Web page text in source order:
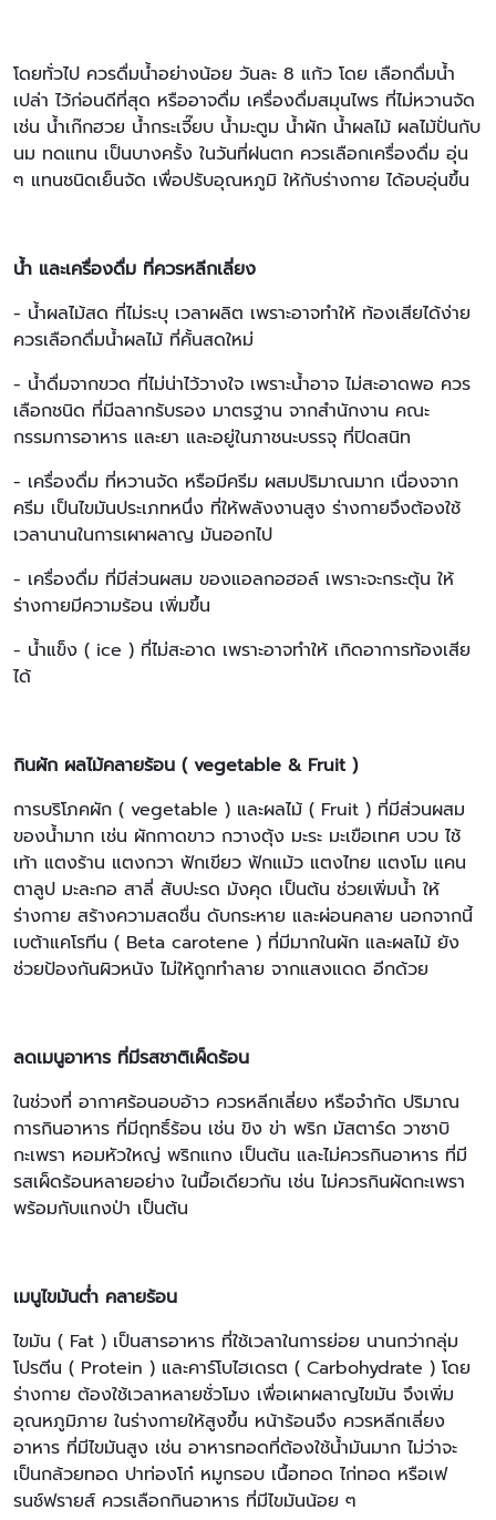
โดยทั่วไป ควรดื่มน้ำอย่างน้อย วันละ 8 แก้ว โดย เลือกดื่มน้ำ
เปล่า ไว้ก่อนดีที่สุด หรืออาจดื่ม เครื่องดื่มสมุนไพร ที่ไม่หวานจัด
เช่น น้ำเก๊กฮวย น้ำกระเจี๊ยบ น้ำมะตูม น้ำผัก น้ำผลไม้ ผลไม้ปั่นกับ
นม ทดแทน เป็นบางครั้ง ในวันที่ฝนตก ควรเลือกเครื่องดื่ม อุ่น
ๆ แทนชนิดเย็นจัด เพื่อปรับอุณหภูมิ ให้กับร่างกาย ได้อบอุ่นขึ้น
น้ำ และเครื่องดื่ม ที่ควรหลีกเลี่ยง
- น้ำผลไม้สด ที่ไม่ระบุ เวลาผลิต เพราะอาจทำให้ ท้องเสียได้ง่าย
ควรเลือกดื่มน้ำผลไม้ ที่คั้นสดใหม่
- น้ำดื่มจากขวด ที่ไม่น่าไว้วางใจ เพราะน้ำอาจ ไม่สะอาดพอ ควร
เลือกชนิด ที่มีฉลากรับรอง มาตรฐาน จากสำนักงาน คณะ
กรรมการอาหาร และยา และอยู่ในภาชนะบรรจุ ที่ปิดสนิท
- เครื่องดื่ม ที่หวานจัด หรือมีครีม ผสมปริมาณมาก เนื่องจาก
ครีม เป็นไขมันประเภทหนึ่ง ที่ให้พลังงานสูง ร่างกายจึงต้องใช้
เวลานานในการเผาผลาญ มันออกไป
- เครื่องดื่ม ที่มีส่วนผสม ของแอลกอฮอล์ เพราะจะกระตุ้น ให้
ร่างกายมีความร้อน เพิ่มขึ้น
- น้ำแข็ง ( ice ) ที่ไม่สะอาด เพราะอาจทำให้ เกิดอาการท้องเสีย
ได้
กินผัก ผลไม้คลายร้อน ( vegetable & Fruit )
การบริโภคผัก ( vegetable ) และผลไม้ ( Fruit ) ที่มีส่วนผสม
ของน้ำมาก เช่น ผักกาดขาว กวางตุ้ง มะระ มะเขือเทศ บวบ ไช้
เท้า แตงร้าน แตงกวา ฟักเขียว ฟักแม้ว แตงไทย แตงโม แคน
ตาลูป มะละกอ สาลี่ สับปะรด มังคุด เป็นต้น ช่วยเพิ่มน้ำ ให้
ร่างกาย สร้างความสดชื่น ดับกระหาย และผ่อนคลาย นอกจากนี้
เบต้าแคโรทีน ( Beta carotene ) ที่มีมากในผัก และผลไม้ ยัง
ช่วยป้องกันผิวหนัง ไม่ให้ถูกทำลาย จากแสงแดด อีกด้วย
ลดเมนูอาหาร ที่มีรสชาติเผ็ดร้อน
ในช่วงที่ อากาศร้อนอบอ้าว ควรหลีกเลี่ยง หรือจำกัด ปริมาณ
การกินอาหาร ที่มีฤทธิ์ร้อน เช่น ขิง ข่า พริก มัสตาร์ด วาซาบิ
กะเพรา หอมหัวใหญ่ พริกแกง เป็นต้น และไม่ควรกินอาหาร ที่มี
รสเผ็ดร้อนหลายอย่าง ในมื้อเดียวกัน เช่น ไม่ควรกินผัดกะเพรา
พร้อมกับแกงป่า เป็นต้น
เมนูไขมันต่ำ คลายร้อน
ไขมัน ( Fat ) เป็นสารอาหาร ที่ใช้เวลาในการย่อย นานกว่ากลุ่ม
โปรตีน ( Protein ) และคาร์โบไฮเดรต ( Carbohydrate ) โดย
ร่างกาย ต้องใช้เวลาหลายชั่วโมง เพื่อเผาผลาญไขมัน จึงเพิ่ม
อุณหภูมิภาย ในร่างกายให้สูงขึ้น หน้าร้อนจึง ควรหลีกเลี่ยง
อาหาร ที่มีไขมันสูง เช่น อาหารทอดที่ต้องใช้น้ำมันมาก ไม่ว่าจะ
เป็นกล้วยทอด ปาท่องโก๋ หมูกรอบ เนื้อทอด ไก่ทอด หรือเฟ
รนช์ฟรายส์ ควรเลือกกินอาหาร ที่มีไขมันน้อย ๆ